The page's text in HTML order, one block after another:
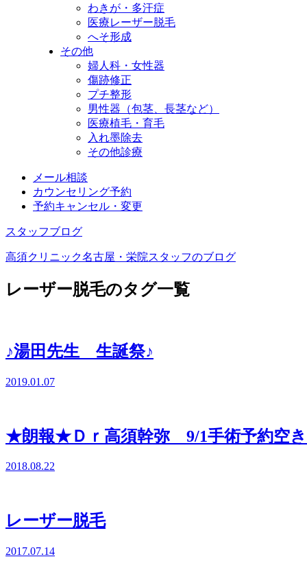
わきが・多汗症
医療レーザー脱毛
へそ形成
その他
婦人科・女性器
傷跡修正
プチ整形
男性器（包茎、長茎など）
医療植毛・育毛
入れ墨除去
その他診療
メール相談
カウンセリング予約
予約キャンセル・変更
スタッフブログ
高須クリニック名古屋・栄院スタッフのブログ
レーザー脱毛のタグ一覧
♪湯田先生 生誕祭♪
2019.01.07
★朗報★Ｄｒ高須幹弥 9/1手術予約空
2018.08.22
レーザー脱毛
2017.07.14